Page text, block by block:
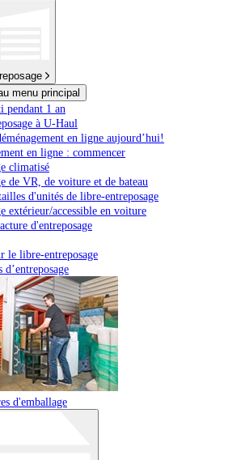
menu principal
pendant 1 an
à U-Haul
en ligne aujourd’hui!
en ligne : commencer
climatisé
de VR, de voiture et de bateau
d'unités de libre-entreposage
extérieur/accessible en voiture
d'entreposage
le libre-entreposage
d'emballage